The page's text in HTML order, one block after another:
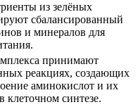
из зелёных
сбалансированный
и минералов для
принимают
реакциях, создающих
аминокислот и их
клеточном синтезе.